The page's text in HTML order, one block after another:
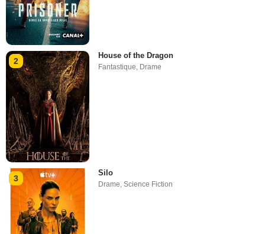
2
House of the Dragon
Fantastique, Drame
3
Silo
Drame,Science Fiction